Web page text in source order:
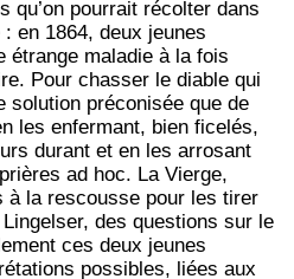
qu’on pourrait récolter dans
en 1864, deux jeunes
étrange maladie à la fois
Pour chasser le diable qui
solution préconisée que de
les enfermant, bien ficelés,
durant et en les arrosant
ad hoc. La Vierge,
à la rescousse pour les tirer
des questions sur le
ces deux jeunes
possibles, liées aux